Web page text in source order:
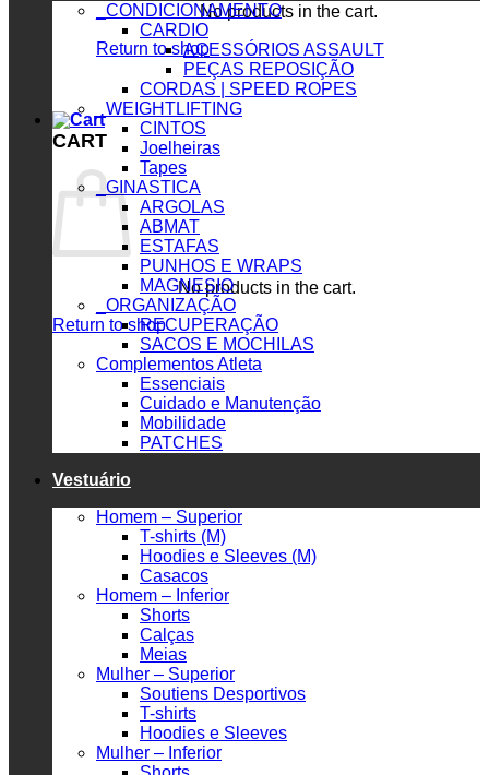
No products in the cart.
Return to shop
CART
No products in the cart.
Return to shop
_CONDICIONAMENTO
CARDIO
ACESSÓRIOS ASSAULT
PEÇAS REPOSIÇÃO
CORDAS | SPEED ROPES
_WEIGHTLIFTING
CINTOS
Joelheiras
Tapes
_GINASTICA
ARGOLAS
ABMAT
ESTAFAS
PUNHOS E WRAPS
MAGNESIO
_ORGANIZAÇÃO
RECUPERAÇÃO
SACOS E MOCHILAS
Complementos Atleta
Essenciais
Cuidado e Manutenção
Mobilidade
PATCHES
Vestuário
Homem – Superior
T-shirts (M)
Hoodies e Sleeves (M)
Casacos
Homem – Inferior
Shorts
Calças
Meias
Mulher – Superior
Soutiens Desportivos
T-shirts
Hoodies e Sleeves
Mulher – Inferior